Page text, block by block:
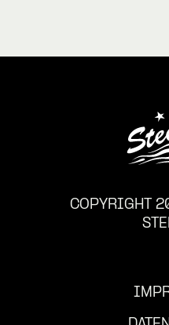
COPYRIGHT